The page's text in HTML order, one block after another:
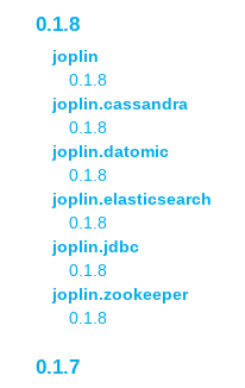
0.1.8
joplin
0.1.8
joplin.cassandra
0.1.8
joplin.datomic
0.1.8
joplin.elasticsearch
0.1.8
joplin.jdbc
0.1.8
joplin.zookeeper
0.1.8
0.1.7